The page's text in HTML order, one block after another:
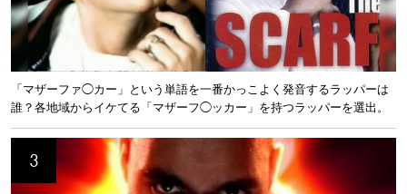
「マザーファ◯カー」という単語を一番かっこよく発音するラッパーは
誰？各地域からイケてる「マザーフ◯ッカー」を持つラッパーを選出。